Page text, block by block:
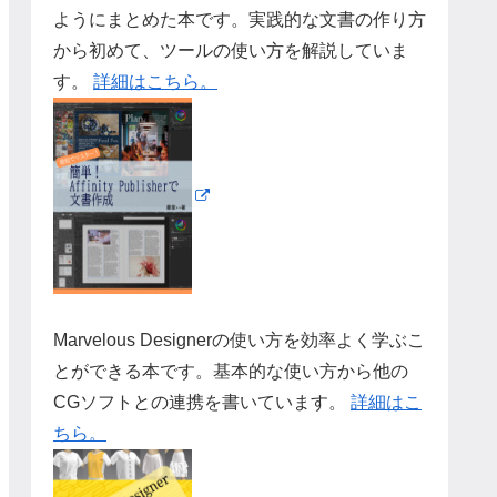
ようにまとめた本です。実践的な文書の作り方
から初めて、ツールの使い方を解説していま
す。 詳細はこちら。
Marvelous Designerの使い方を効率よく学ぶこ
とができる本です。基本的な使い方から他の
CGソフトとの連携を書いています。 詳細はこ
ちら。